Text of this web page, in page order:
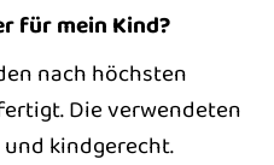
für mein Kind?
nach höchsten
Die verwendeten
kindgerecht.